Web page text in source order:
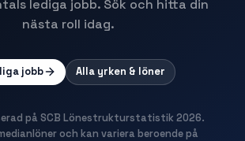
lediga jobb. Sök och hitta din
nästa roll idag.
jobb Alla yrken & löner
på SCB Lönestrukturstatistik 2026.
och kan variera beroende på